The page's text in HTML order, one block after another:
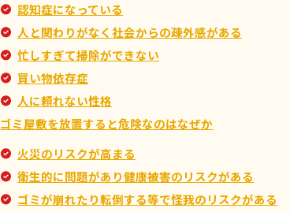
認知症になっている
人と関わりがなく社会からの疎外感がある
忙しすぎて掃除ができない
買い物依存症
人に頼れない性格
ゴミ屋敷を放置すると危険なのはなぜか
火災のリスクが高まる
衛生的に問題があり健康被害のリスクがある
ゴミが崩れたり転倒する等で怪我のリスクがある